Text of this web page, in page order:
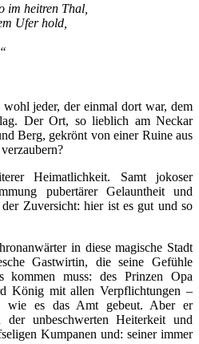
im heitren Thal,
Ufer hold,
jeder, der einmal dort war, dem
Der Ort, so lieblich am Neckar
Berg, gekrönt von einer Ruine aus
Heimatlichkeit. Samt jokoser
pubertärer Gelauntheit und
Zuversicht: hier ist es gut und so
in diese magische Stadt
Gastwirtin, die seine Gefühle
muss: des Prinzen Opa
König mit allen Verpflichtungen –
, wie es das Amt gebeut. Aber er
unbeschwerten Heiterkeit und
Kumpanen und: seiner immer